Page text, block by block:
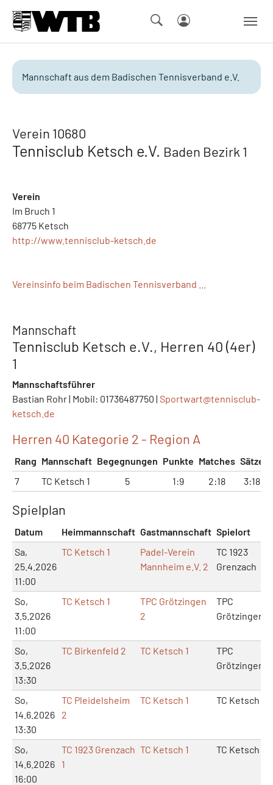
Mannschaft aus dem Badischen Tennisverband e.V.
Verein 10680
Tennisclub Ketsch e.V. Baden Bezirk 1
Verein
Im Bruch 1
68775 Ketsch
http://www.tennisclub-ketsch.de
Vereinsinfo beim Badischen Tennisverband ...
Mannschaft
Tennisclub Ketsch e.V., Herren 40 (4er)
1
Mannschaftsführer
Bastian Rohr | Mobil: 01736487750 | Sportwart@tennisclub-
ketsch.de
Herren 40 Kategorie 2 - Region A
Rang Mannschaft Begegnungen Punkte Matches Sätze
7
TC Ketsch 1 5 1:9 2:18 3:18
Spielplan
Datum Heimmannschaft Gastmannschaft Spielort
Sa,
25.4.2026
11:00
TC Ketsch 1
Padel-Verein
Mannheim e.V. 2
TC 1923
Grenzach
So,
3.5.2026
11:00
TC Ketsch 1
TPC Grötzingen
2
TPC
Grötzingen
So,
3.5.2026
13:30
TC Birkenfeld 2 TC Ketsch 1
TPC
Grötzingen
So,
14.6.2026
13:30
TC Pleidelsheim
2
TC Ketsch 1 TC Ketsch
So,
14.6.2026
16:00
TC 1923 Grenzach
1
TC Ketsch 1 TC Ketsch